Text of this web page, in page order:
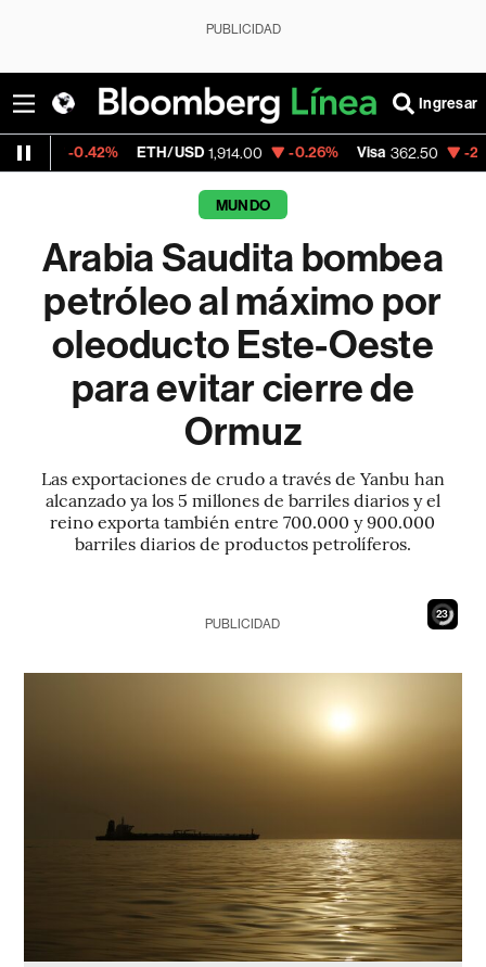
PUBLICIDAD
Ingresar
ETH/USD 1,914.00 -0.26% Visa 362.50 -2.15%
MUNDO
Arabia Saudita bombea
petróleo al máximo por
oleoducto Este-Oeste
para evitar cierre de
Ormuz
Las exportaciones de crudo a través de Yanbu han
alcanzado ya los 5 millones de barriles diarios y el
reino exporta también entre 700.000 y 900.000
barriles diarios de productos petrolíferos.
21
PUBLICIDAD